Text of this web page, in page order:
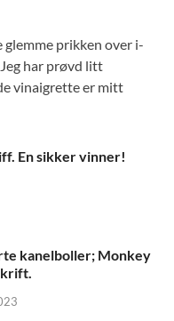
glemme prikken over i-
har prøvd litt
vinaigrette er mitt
En sikker vinner!
kanelboller; Monkey